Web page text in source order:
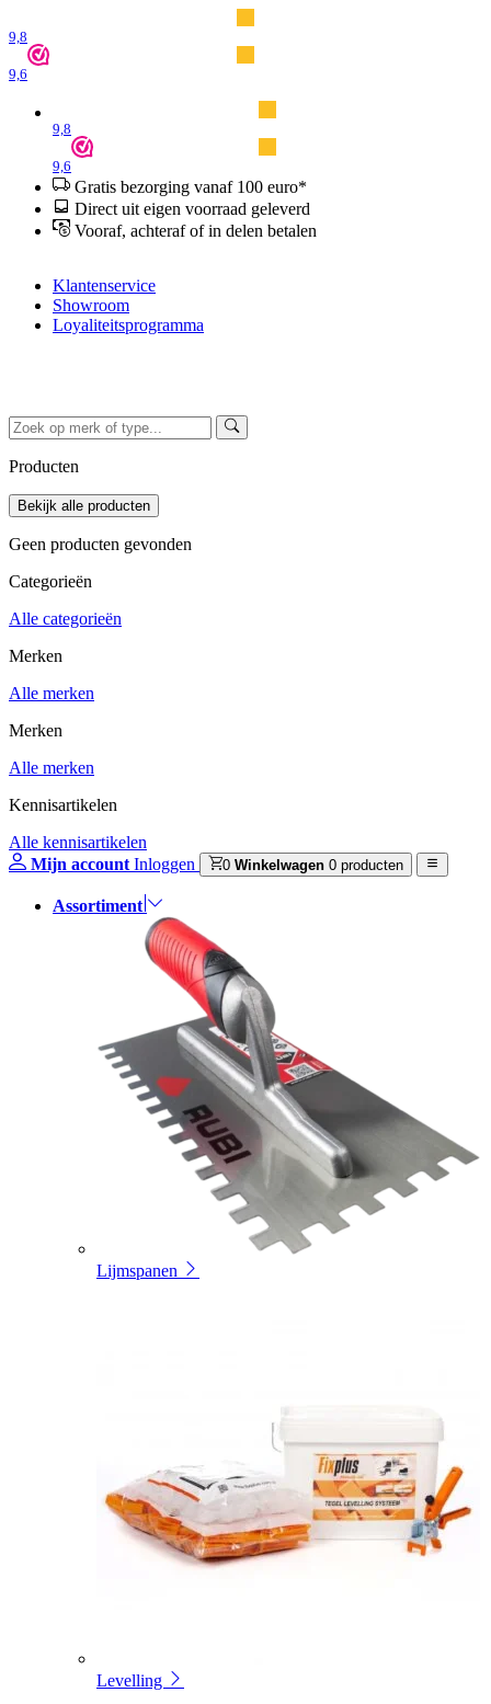
9,8
9,6
9,8
9,6
Gratis bezorging vanaf 100 euro*
Direct uit eigen voorraad geleverd
Vooraf, achteraf of in delen betalen
Klantenservice
Showroom
Loyaliteitsprogramma
Producten
Geen producten gevonden
Categorieën
Alle categorieën
Merken
Alle merken
Merken
Alle merken
Kennisartikelen
Alle kennisartikelen
Mijn account Inloggen 0 Winkelwagen 0 producten
Assortiment
Lijmspanen
Levelling